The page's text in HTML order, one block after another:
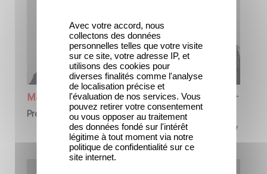
Marco ROSI
President Italy
Terry KALAGIAN
President of Gaumont
Animation, Kids & Family
Avec votre accord, nous
collectons des données
personnelles telles que votre visite
sur ce site, votre adresse IP, et
utilisons des cookies pour
diverses finalités comme l'analyse
de localisation précise et
l'évaluation de nos services. Vous
pouvez retirer votre consentement
ou vous opposer au traitement
des données fondé sur l'intérêt
légitime à tout moment via notre
politique de confidentialité sur ce
site internet.